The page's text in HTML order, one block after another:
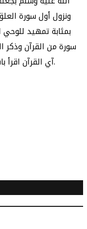
ونزول أول سورة
بمثابة تمهيد
سورة من القرآن وذكر
آي القرآن اقرأ باسم ربك، ويا أيها المدثر وسورة الفاتحة.